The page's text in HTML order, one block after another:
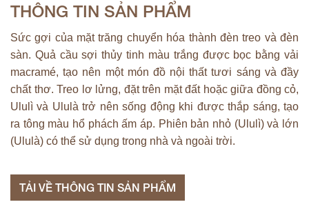
THÔNG TIN SẢN PHẨM
Sức gợi của mặt trăng chuyển hóa thành đèn treo và đèn
sàn. Quả cầu sợi thủy tinh màu trắng được bọc bằng vải
macramé, tạo nên một món đồ nội thất tươi sáng và đầy
chất thơ. Treo lơ lửng, đặt trên mặt đất hoặc giữa đồng cỏ,
Ululì và Ululà trở nên sống động khi được thắp sáng, tạo
ra tông màu hổ phách ấm áp. Phiên bản nhỏ (Ululì) và lớn
(Ululà) có thể sử dụng trong nhà và ngoài trời.
TẢI VỀ THÔNG TIN SẢN PHẨM